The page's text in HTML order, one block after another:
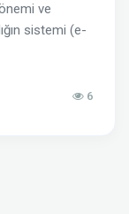
ve
sistemi (e-
6